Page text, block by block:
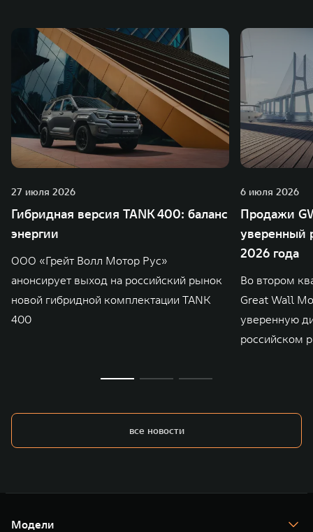
27 июля 2026
Гибридная версия TANK 400: баланс
энергии
ООО «Грейт Волл Мотор Рус»
анонсирует выход на российский рынок
новой гибридной комплектации TANK
400
6 июля 2026
Продажи
уверенный
2026 года
Во втором
Great Wall
уверенную
российском
все новости
Модели